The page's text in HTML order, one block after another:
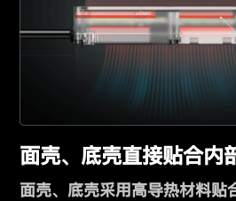
面壳、底壳直接贴合内
面壳、底壳采用高导热材料贴